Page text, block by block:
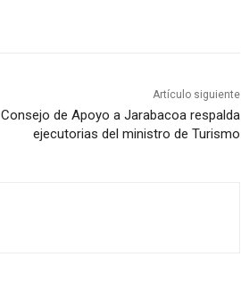
Artículo siguiente
Consejo de Apoyo a Jarabacoa respalda
ejecutorias del ministro de Turismo